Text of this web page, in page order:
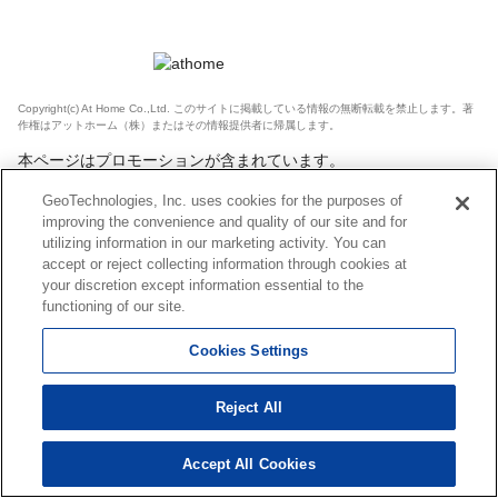
Copyright(c) At Home Co.,Ltd. このサイトに掲載している情報の無断転載を禁止します。著
作権はアットホーム（株）またはその情報提供者に帰属します。
本ページはプロモーションが含まれています。
GeoTechnologies, Inc. uses cookies for the purposes of
improving the convenience and quality of our site and for
utilizing information in our marketing activity. You can
accept or reject collecting information through cookies at
your discretion except information essential to the
functioning of our site.
Cookies Settings
Reject All
Accept All Cookies